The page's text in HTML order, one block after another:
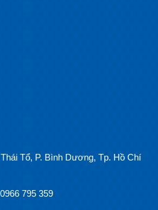
Tổ, P. Bình Dương, Tp. Hồ Chí
795 359